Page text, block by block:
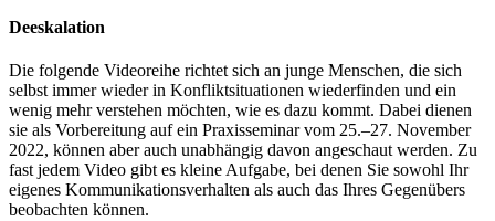
Deeskalation
Die folgende Videoreihe richtet sich an junge Menschen, die sich
selbst immer wieder in Konfliktsituationen wiederfinden und ein
wenig mehr verstehen möchten, wie es dazu kommt. Dabei dienen
sie als Vorbereitung auf ein Praxisseminar vom 25.–27. November
2022, können aber auch unabhängig davon angeschaut werden. Zu
fast jedem Video gibt es kleine Aufgabe, bei denen Sie sowohl Ihr
eigenes Kommunikationsverhalten als auch das Ihres Gegenübers
beobachten können.